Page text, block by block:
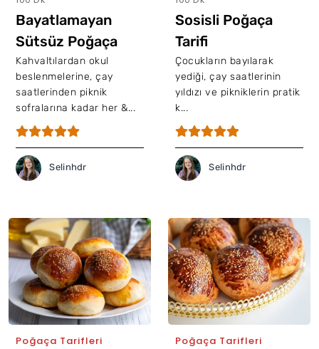
Bayatlamayan
Sütsüz Poğaça
Tarifi
Kahvaltılardan okul
beslenmelerine, çay
saatlerinden piknik
sofralarına kadar her &...
Selinhdr
Sosisli Poğaça
Tarifi
Çocukların bayılarak
yediği, çay saatlerinin
yıldızı ve pikniklerin pratik
k...
Selinhdr
Poğaça Tarifleri
Poğaça Tarifleri